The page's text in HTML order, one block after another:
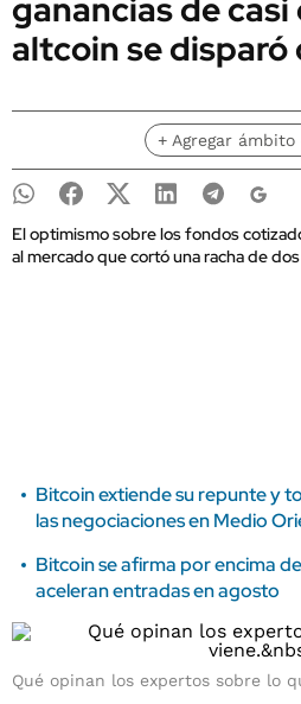
ganancias de casi
altcoin se disparó
+ Agregar ámbito
El optimismo sobre los fondos
al mercado que cortó una racha de
Bitcoin extiende su repunte y
las negociaciones en Medio
Bitcoin se afirma por encima
aceleran entradas en agosto
Qué opinan los expertos sobre lo